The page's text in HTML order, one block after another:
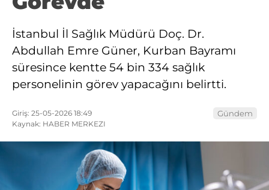
İstanbul İl Sağlık Müdürü Doç. Dr.
Abdullah Emre Güner, Kurban Bayramı
süresince kentte 54 bin 334 sağlık
personelinin görev yapacağını belirtti.
Giriş: 25-05-2026 18:49
Kaynak: HABER MERKEZI
Gündem